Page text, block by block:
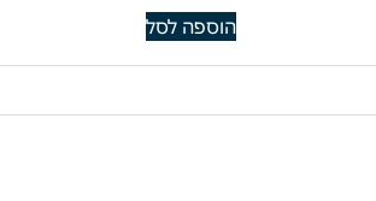
הוספה לסל